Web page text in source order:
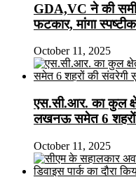
GDA,VC ने की
फटकार, मांगा
October 11, 2025
एस.सी.आर. का कुल
लखनऊ समेत 6 शहरों
October 11, 2025